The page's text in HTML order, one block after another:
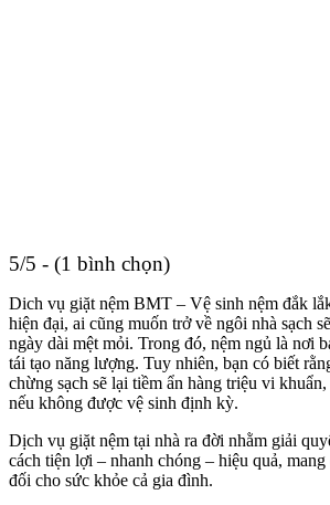
5/5 - (1 bình chọn)
Dich vụ giặt nệm BMT – Vệ sinh nệm đắk
hiện đại, ai cũng muốn trở về ngôi nhà sạch
ngày dài mệt mỏi. Trong đó, nệm ngủ là nơi
tái tạo năng lượng. Tuy nhiên, bạn có biết
chừng sạch sẽ lại tiềm ẩn hàng triệu vi
nếu không được vệ sinh định kỳ.
Dịch vụ giặt nệm tại nhà ra đời nhằm giải
cách tiện lợi – nhanh chóng – hiệu quả,
đối cho sức khỏe cả gia đình.